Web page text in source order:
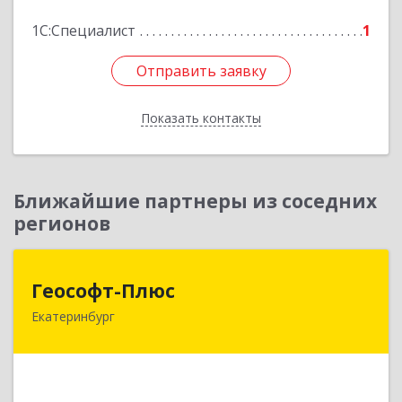
1С:Специалист 1
Отправить заявку
Показать контакты
Отправить заявку
Назад
Ближайшие партнеры из соседних
регионов
Геософт-Плюс
Екатеринбург
620033, Свердловская обл, Екатеринбург г,